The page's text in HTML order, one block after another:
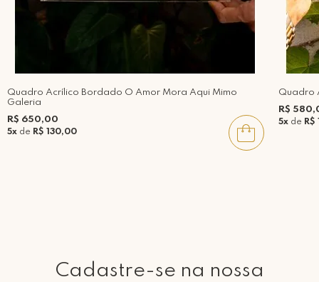
Quadro Acrílico Bordado O Amor Mora Aqui Mimo
Galeria
R$ 650,00
5x de R$ 130,00
Quadro
R$
5xde R$
Cadastre-se na nossa